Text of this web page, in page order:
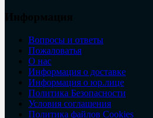
Вопросы и ответы
Пожаловатья
О нас
Информация о доставке
Информация о юр.лице
Политика Безопасности
Условия соглашения
Политика файлов Cookies